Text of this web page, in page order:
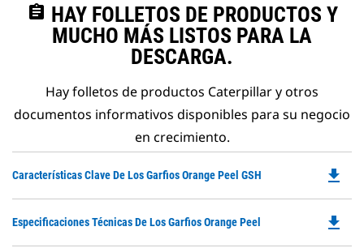
assignment HAY FOLLETOS DE PRODUCTOS Y
MUCHO MÁS LISTOS PARA LA
DESCARGA.
Hay folletos de productos Caterpillar y otros
documentos informativos disponibles para su negocio
en crecimiento.
Características Clave De Los Garfios Orange Peel GSH
a
file_download
Especificaciones Técnicas De Los Garfios Orange Peel file_download